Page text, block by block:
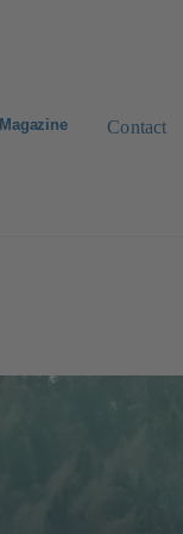
Magazine Contact
Recherche